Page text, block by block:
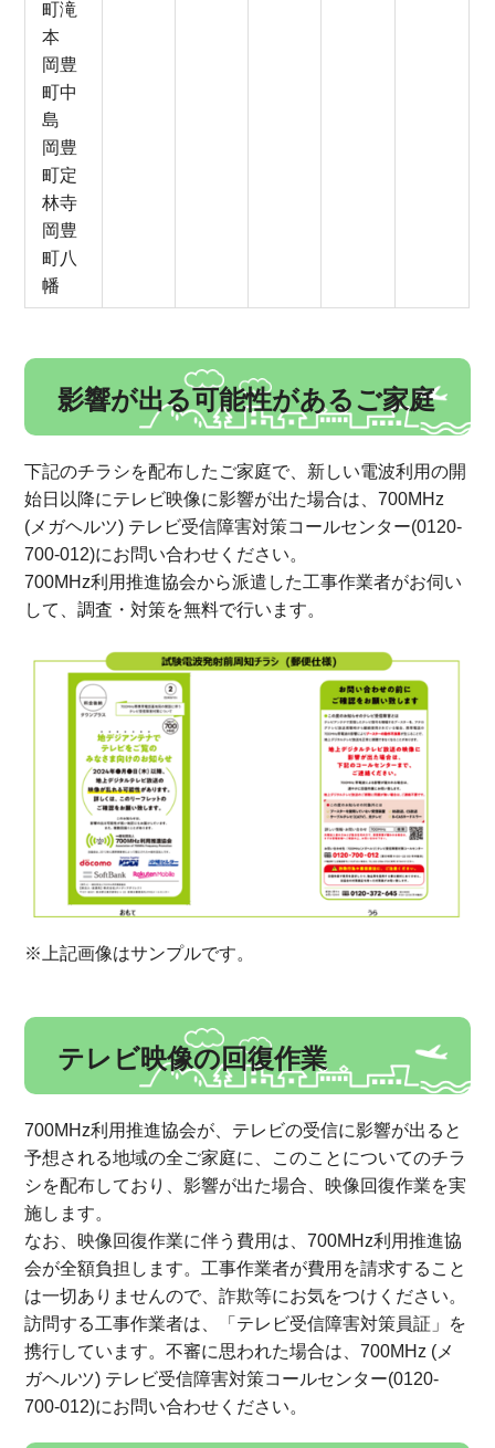
町滝
本
岡豊
町中
島
岡豊
町定
林寺
岡豊
町八
幡
影響が出る可能性があるご家庭
下記のチラシを配布したご家庭で、新しい電波利用の開
始日以降にテレビ映像に影響が出た場合は、700MHz
(メガヘルツ) テレビ受信障害対策コールセンター(0120-
700-012)にお問い合わせください。
700MHz利用推進協会から派遣した工事作業者がお伺い
して、調査・対策を無料で行います。
※上記画像はサンプルです。
テレビ映像の回復作業
700MHz利用推進協会が、テレビの受信に影響が出ると
予想される地域の全ご家庭に、このことについてのチラ
シを配布しており、影響が出た場合、映像回復作業を実
施します。
なお、映像回復作業に伴う費用は、700MHz利用推進協
会が全額負担します。工事作業者が費用を請求すること
は一切ありませんので、詐欺等にお気をつけください。
訪問する工事作業者は、「テレビ受信障害対策員証」を
携行しています。不審に思われた場合は、700MHz (メ
ガヘルツ) テレビ受信障害対策コールセンター(0120-
700-012)にお問い合わせください。